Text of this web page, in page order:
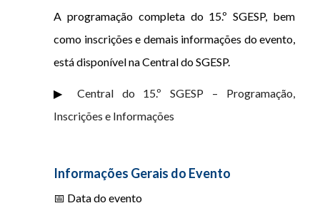
A programação completa do 15.º SGESP, bem
como inscrições e demais informações do evento,
está disponível na Central do SGESP.
▶ Central do 15.º SGESP – Programação,
Inscrições e Informações
Informações Gerais do Evento
📅 Data do evento